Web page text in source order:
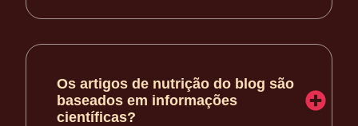
Os artigos de nutrição do blog são
baseados em informações
científicas?